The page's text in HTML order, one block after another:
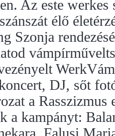
Az este
élő
Szonja
DJ, sőt
a
a kampányt: